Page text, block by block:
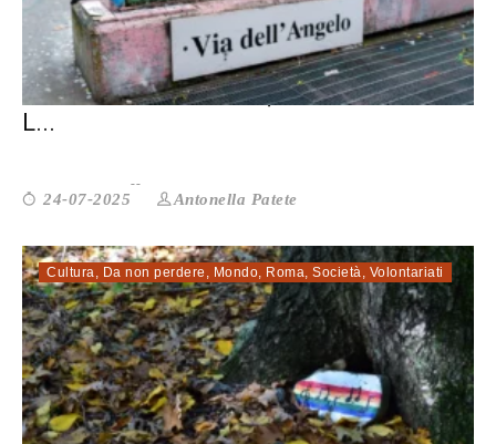
GIUBILEO DEI GIOVANI, CASA FAMIGLIA
L...
24-07-2025 Antonella Patete
Cultura, Da non perdere , Mondo, Roma, Società, Volontariati